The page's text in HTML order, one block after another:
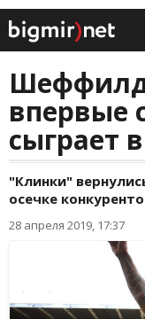
впервые
сыграет
"Клинки"
осечке
28 апреля 2019, 17:37